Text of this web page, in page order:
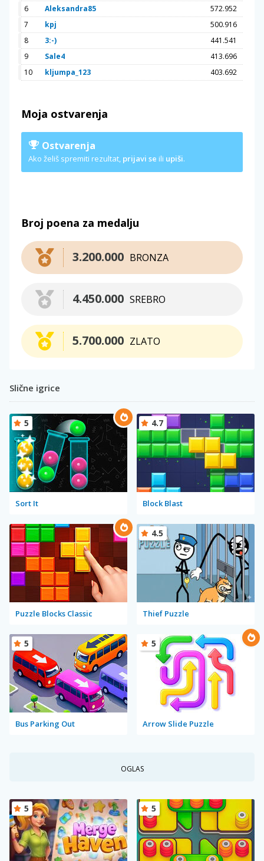
6
Aleksandra85
572.952
7
kpj
500.916
8
3:-)
441.541
9
Sale4
413.696
10
kljumpa_123 403.692
Moja ostvarenja
Ostvarenja
Ako želiš spremiti rezultat, prijavi se ili upiši.
Broj poena za medalju
BRONZA
3.200.000
SREBRO
4.450.000
ZLATO
5.700.000
Slične igrice
Sort It
5
Block Blast
4.7
Puzzle Blocks Classic Thief Puzzle
4.5
Bus Parking Out
5
Arrow Slide Puzzle
5
OGLAS
5 5